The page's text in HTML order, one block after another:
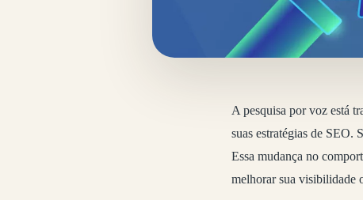
A pesquisa por voz está
suas estratégias de SEO.
Essa mudança no
melhorar sua visibilidade